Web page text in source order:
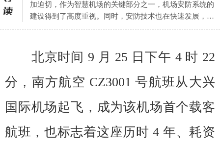
加迫切，作为智慧机场的关键部分之一，机场安防系统的
建设得到了高度重视。同时，安防技术也在快速发展，新
技术日新月异，经过“进化”的安防新技术也将为机场安防
北京时间 9 月 25 日下午 4 时 22
分，南方航空 CZ3001 号航班从大兴
国际机场起飞，成为该机场首个载客
航班，也标志着这座历时 4 年、耗资